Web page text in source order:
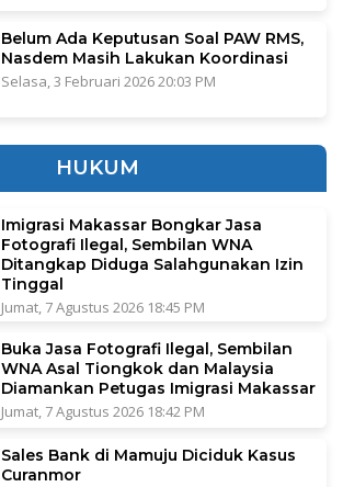
Belum Ada Keputusan Soal PAW RMS,
Nasdem Masih Lakukan Koordinasi
Selasa, 3 Februari 2026 20:03 PM
HUKUM
Imigrasi Makassar Bongkar Jasa
Fotografi Ilegal, Sembilan WNA
Ditangkap Diduga Salahgunakan Izin
Tinggal
Jumat, 7 Agustus 2026 18:45 PM
Buka Jasa Fotografi Ilegal, Sembilan
WNA Asal Tiongkok dan Malaysia
Diamankan Petugas Imigrasi Makassar
Jumat, 7 Agustus 2026 18:42 PM
Sales Bank di Mamuju Diciduk Kasus
Curanmor